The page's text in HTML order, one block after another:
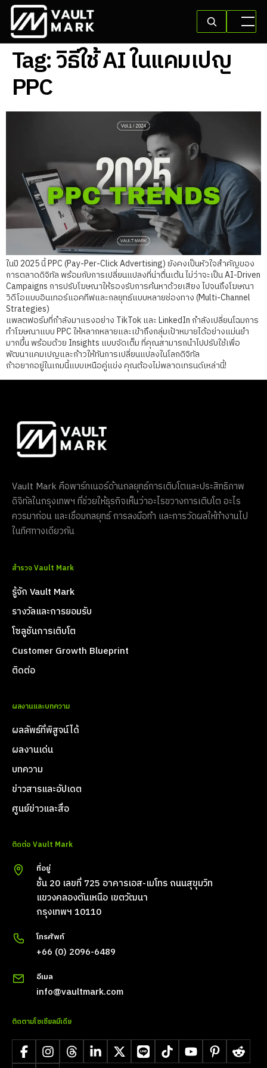
Tag:วิธีใช้ AI ในแคมเปญ
PPC
ในปี 2025 นี้ PPC (Pay-Per-Click Advertising) ยังคงเป็นหัวใจสำคัญของ
การตลาดดิจิทัล พร้อมกับการเปลี่ยนแปลงที่น่าตื่นเต้น ไม่ว่าจะเป็น AI-Driven
Campaigns การปรับโฆษณาให้รองรับการค้นหาด้วยเสียง ไปจนถึงโฆษณา
วิดีโอแบบอินเทอร์แอคทีฟและกลยุทธ์แบบหลายช่องทาง (Multi-Channel
Strategies)
แพลตฟอร์มที่กำลังมาแรงอย่าง TikTok และ LinkedIn กำลังเปลี่ยนโฉมการ
ทำโฆษณาแบบ PPC ให้หลากหลายและเข้าถึงกลุ่มเป้าหมายได้อย่างแม่นยำ
มากขึ้น พร้อมด้วย Insights แบบจัดเต็ม ที่คุณสามารถนำไปปรับใช้เพื่อ
พัฒนาแคมเปญและก้าวให้ทันการเปลี่ยนแปลงในโลกดิจิทัล
ถ้าอยากอยู่ในเกมนี้แบบเหนือคู่แข่ง คุณต้องไม่พลาดเทรนด์เหล่านี้!
Vault Mark คือพาร์ทเนอร์ด้านกลยุทธ์การเติบโตและประสิทธิภาพ
ดิจิทัลในกรุงเทพฯ ที่ช่วยให้ธุรกิจเห็นว่าอะไรขวางการเติบโต อะไร
ควรมาก่อน และเชื่อมกลยุทธ์ การลงมือทำ และการวัดผลให้ทำงานไป
ในทิศทางเดียวกัน
สำรวจ Vault Mark
รู้จัก Vault Mark
รางวัลและการยอมรับ
โซลูชันการเติบโต
Customer Growth Blueprint
ติดต่อ
ผลงานและบทความ
ผลลัพธ์ที่พิสูจน์ได้
ผลงานเด่น
บทความ
ข่าวสารและอัปเดต
ศูนย์ข่าวและสื่อ
ติดต่อ Vault Mark
ที่อยู่
ชั้น 20 เลขที่ 725 อาคารเอส-เมโทร ถนนสุขุมวิท
แขวงคลองตันเหนือ เขตวัฒนา
กรุงเทพฯ 10110
โทรศัพท์
+66 (0) 2096-6489
อีเมล
info@vaultmark.com
ติดตามโซเชียลมีเดีย
FacebookInstagramThreadsLinkedIn
X LINE TikTokYouTubePinterestReddit